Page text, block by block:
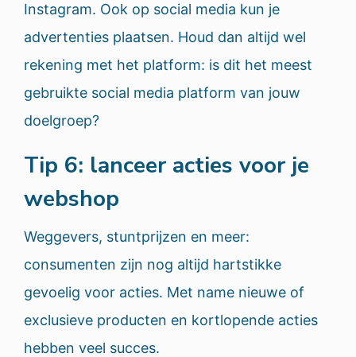
Instagram. Ook op social media kun je
advertenties plaatsen. Houd dan altijd wel
rekening met het platform: is dit het meest
gebruikte social media platform van jouw
doelgroep?
Tip 6: lanceer acties voor je
webshop
Weggevers, stuntprijzen en meer:
consumenten zijn nog altijd hartstikke
gevoelig voor acties. Met name nieuwe of
exclusieve producten en kortlopende acties
hebben veel succes.